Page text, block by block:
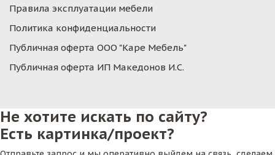
Правила эксплуатации мебели
Политика конфиденциальности
Публичная оферта ООО "Каре Мебель"
Публичная оферта ИП Македонов И.С.
Не хотите искать по сайту?
Есть картинка/проект?